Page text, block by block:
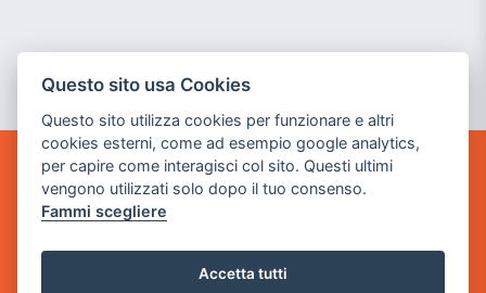
GAME WARP
BY POWER GAME SRL
Sede Legale
via Villaggio dei Platani, 3
Questo sito usa Cookies
Questo sito utilizza cookies per funzionare e altri
cookies esterni, come ad esempio google analytics,
per capire come interagisci col sito. Questi ultimi
vengono utilizzati solo dopo il tuo consenso.
Fammi scegliere
Accetta tutti